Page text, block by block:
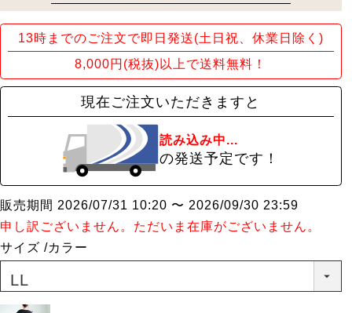
13時までのご注文で即日発送(土日祝、休業日除く)
8,000円(税抜)以上で送料無料！
現在ご注文いただきますと
読み込み中...
の発送予定です！
販売期間 2026/07/31 10:20 〜 2026/09/30 23:59
申し訳ございません。ただいま在庫がございません。
サイズ
カラー